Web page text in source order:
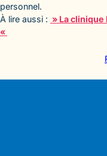
personnel.
À lire aussi : » La clinique
«